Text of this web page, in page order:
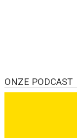
ONZE PODCAST